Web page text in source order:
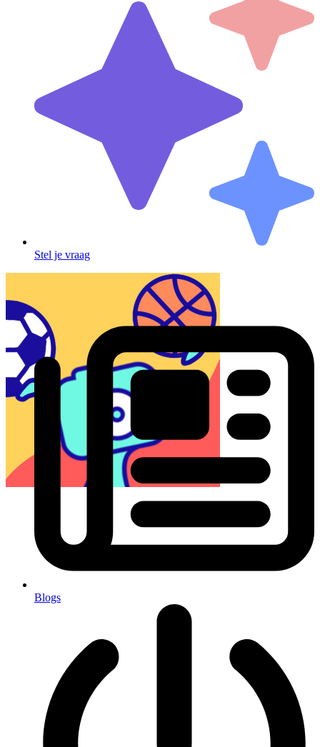
Stel je vraag
Blogs